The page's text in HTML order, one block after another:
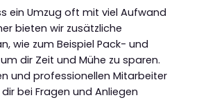
ein Umzug oft mit viel Aufwand
bieten wir zusätzliche
wie zum Beispiel Pack- und
dir Zeit und Mühe zu sparen.
und professionellen Mitarbeiter
bei Fragen und Anliegen